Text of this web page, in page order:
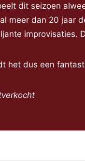
dit seizoen
meer dan 20 jaar
improvisaties.
het dus een